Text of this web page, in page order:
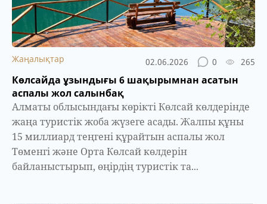
Жаңалықтар 02.06.2026 0 265
Көлсайда ұзындығы 6 шақырымнан асатын
аспалы жол салынбақ
Алматы облысындағы көрікті Көлсай көлдерінде
жаңа туристік жоба жүзеге асады. Жалпы құны
15 миллиард теңгені құрайтын аспалы жол
Төменгі және Орта Көлсай көлдерін
байланыстырып, өңірдің туристік та...